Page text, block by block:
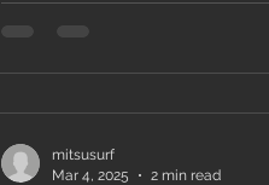
mitsusurf
Mar 4, 2025
2 min read